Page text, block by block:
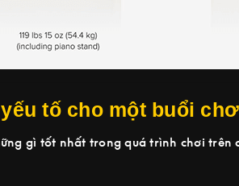
tố cho một buổi
gì tốt nhất trong quá trình chơi trên